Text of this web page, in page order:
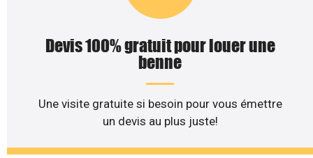
Devis 100% gratuit pour louer une
benne
Une visite gratuite si besoin pour vous émettre
un devis au plus juste!